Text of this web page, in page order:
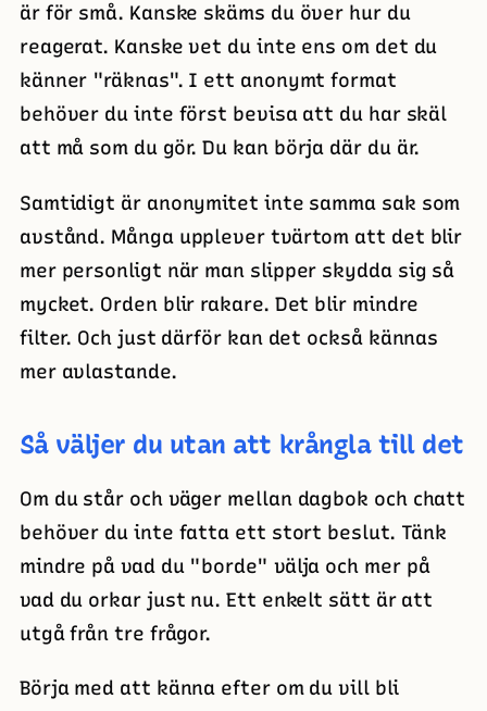
är för små. Kanske skäms du över hur du
reagerat. Kanske vet du inte ens om det du
känner "räknas". I ett anonymt format
behöver du inte först bevisa att du har skäl
att må som du gör. Du kan börja där du är.
Samtidigt är anonymitet inte samma sak som
avstånd. Många upplever tvärtom att det blir
mer personligt när man slipper skydda sig så
mycket. Orden blir rakare. Det blir mindre
filter. Och just därför kan det också kännas
mer avlastande.
Så väljer du utan att krångla till det
Om du står och väger mellan dagbok och chatt
behöver du inte fatta ett stort beslut. Tänk
mindre på vad du "borde" välja och mer på
vad du orkar just nu. Ett enkelt sätt är att
utgå från tre frågor.
Börja med att känna efter om du vill bli